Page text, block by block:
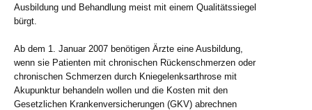
Ausbildung und Behandlung meist mit einem Qualitätssiegel
bürgt.
Ab dem 1. Januar 2007 benötigen Ärzte eine Ausbildung,
wenn sie Patienten mit chronischen Rückenschmerzen oder
chronischen Schmerzen durch Kniegelenksarthrose mit
Akupunktur behandeln wollen und die Kosten mit den
Gesetzlichen Krankenversicherungen (GKV) abrechnen